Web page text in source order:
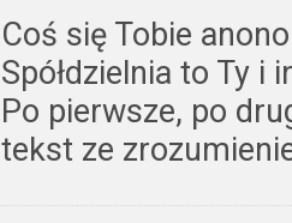
Coś się Tobie
Spółdzielnia to Ty i
Po pierwsze, po
tekst ze